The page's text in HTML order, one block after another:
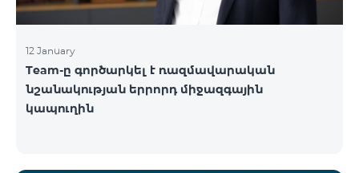
12 January
Team-ը գործարկել է ռազմավարական
նշանակության երրորդ միջազգային
կապուղին